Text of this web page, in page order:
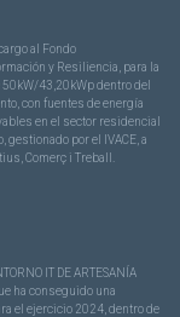
al Fondo
y Resiliencia, para la
43,20kWp dentro del
con fuentes de energía
en el sector residencial
por el IVACE, a
Comerç i Treball.
IT DE ARTESANÍA
ha conseguido una
el ejercicio 2024, dentro de